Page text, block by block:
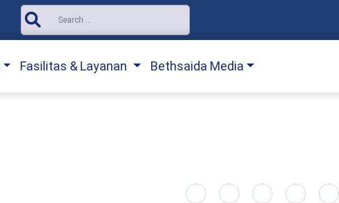
Fasilitas & Layanan Bethsaida Media